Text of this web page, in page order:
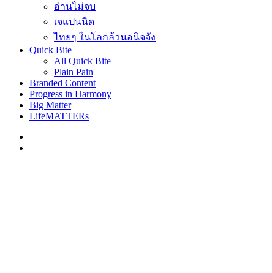
อ่านไม่จบ
เจแปนนิด
ไทยๆ ในโลกล้วนอนิจจัง
Quick Bite
All Quick Bite
Plain Pain
Branded Content
Progress in Harmony
Big Matter
LifeMATTERs